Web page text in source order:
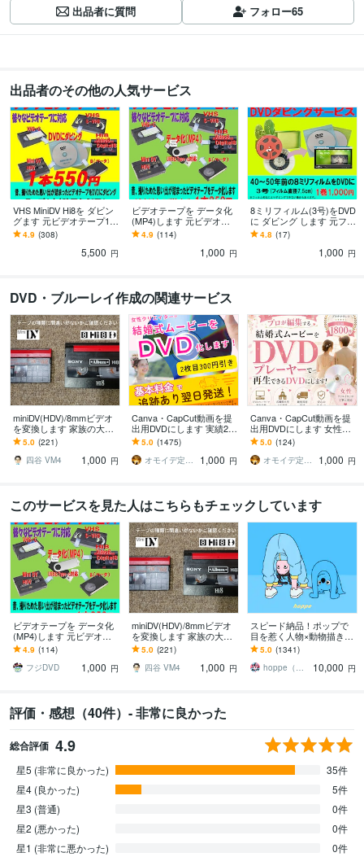
出品者に質問 フォロー65
出品者のその他の人気サービス
VHS MiniDV Hi8を ダビン
グます 元ビデオテープ10
本分の特別価格です
4.9 (308)
5,500 円
ビデオテープを データ化
(MP4)します 元ビデオテ
ープ1本分、データ化の価
格です
4.9 (114)
1,000 円
8ミリフィルム(3号)をDVD
に ダビング します 元フィ
ルム1巻分（ダビング枚数
1）の価格です
4.8 (17)
1,000 円
DVD・ブルーレイ作成の関連サービス
miniDV(HDV)/8mmビデオ
を変換します 家族の大事
な映像記録をまた見れる
ようにしたい方へ
5.0 (221)
四谷 VM4
1,000 円
Canva・CapCut動画を提
出用DVDにします 実績2,0
00件｜式場上映対応DVD
化 女性スタッフが対
応！
5.0 (1475)
オモイデ定期便＊SORA
1,000 円
Canva・CapCut動画を提
出用DVDにします 女性が
担当✨どんな動画データも
DVD化します！
5.0 (124)
オモイデ定期便＊SORA
1,000 円
このサービスを見た人はこちらもチェックしています
ビデオテープを データ化
(MP4)します 元ビデオテ
ープ1本分、データ化の価
格です
4.9 (114)
フジDVD
1,000 円
miniDV(HDV)/8mmビデオ
を変換します 家族の大事
な映像記録をまた見れる
ようにしたい方へ
5.0 (221)
四谷 VM4
1,000 円
スピード納品！ポップで
目を惹く人物×動物描きま
す 挿絵・動画・グッズな
ど鮮やかな配色で個性を
出したい方へ
5.0 (1341)
hoppe（ほっぺ）
10,000 円
評価・感想（40件）- 非常に良かった
総合評価 4.9
星5 (非常に良かった)
35件
星4 (良かった)
5件
星3 (普通)
0件
星2 (悪かった)
0件
星1 (非常に悪かった)
0件